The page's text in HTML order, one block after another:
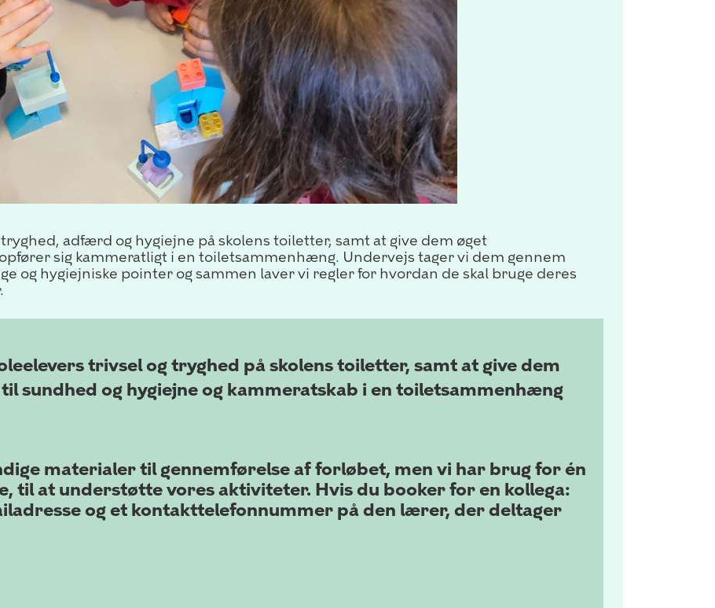
adfærd og hygiejne på skolens toiletter, samt at give dem øget
sig kammeratligt i en toiletsammenhæng. Undervejs tager vi dem gennem
og hygiejniske pointer og sammen laver vi regler for hvordan de skal bruge deres
trivsel og tryghed på skolens toiletter, samt at give dem
sundhed og hygiejne og kammeratskab i en toiletsammenhæng
materialer til gennemførelse af forløbet, men vi har brug for én
til at understøtte vores aktiviteter. Hvis du booker for en kollega:
og et kontakttelefonnummer på den lærer, der deltager